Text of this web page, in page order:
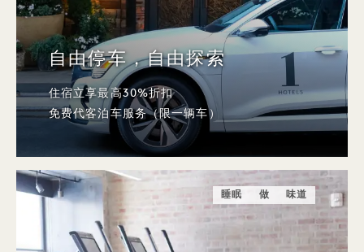
自由停车，自由探索
住宿立享最高30%折扣
免费代客泊车服务（限一辆车）
睡眠 做 味道